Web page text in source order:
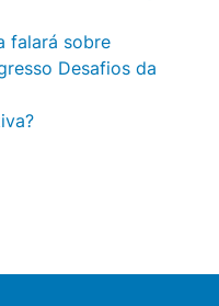
falará sobre
Desafios da